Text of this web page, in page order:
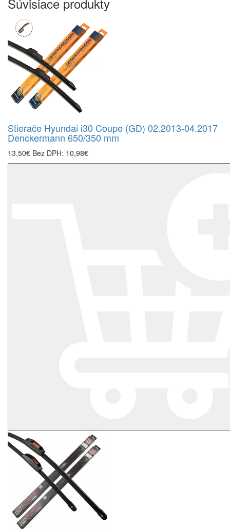
Stierače Hyundai i30 Coupe (GD) 02.2013-04.2017
Denckermann 650/350 mm
13,50€ Bez DPH: 10,98€